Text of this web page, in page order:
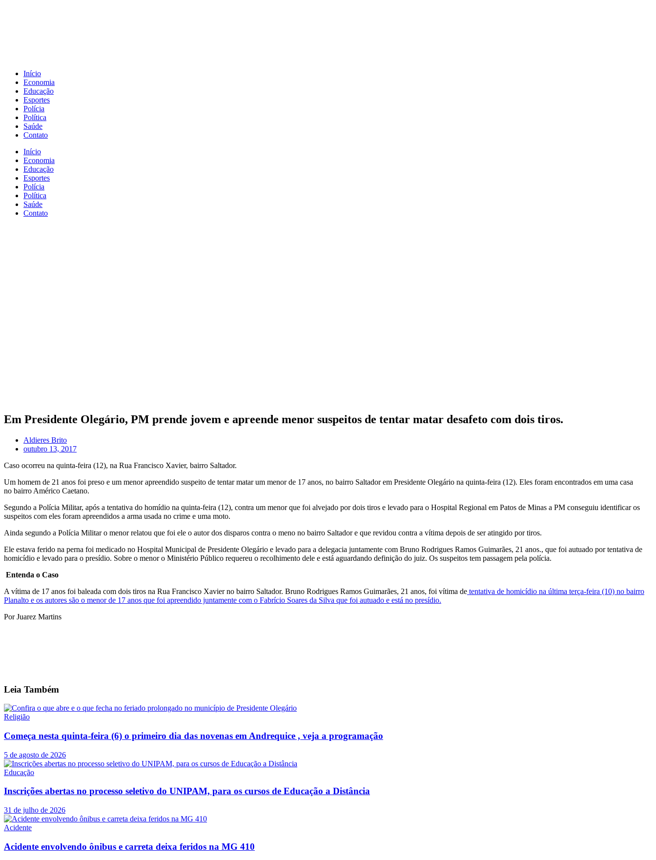
Início
Economia
Educação
Esportes
Polícia
Política
Saúde
Contato
Início
Economia
Educação
Esportes
Polícia
Política
Saúde
Contato
Em Presidente Olegário, PM prende jovem e apreende menor suspeitos de tentar matar desafeto com dois tiros.
Aldieres Brito
outubro 13, 2017
Caso ocorreu na quinta-feira (12), na Rua Francisco Xavier, bairro Saltador.
Um homem de 21 anos foi preso e um menor apreendido suspeito de tentar matar um menor de 17 anos, no bairro Saltador em Presidente Olegário na quinta-feira (12). Eles foram encontrados em uma casa
no bairro Américo Caetano.
Segundo a Polícia Militar, após a tentativa do homídio na quinta-feira (12), contra um menor que foi alvejado por dois tiros e levado para o Hospital Regional em Patos de Minas a PM conseguiu identificar os
suspeitos com eles foram apreendidos a arma usada no crime e uma moto.
Ainda segundo a Polícia Militar o menor relatou que foi ele o autor dos disparos contra o meno no bairro Saltador e que revidou contra a vítima depois de ser atingido por tiros.
Ele estava ferido na perna foi medicado no Hospital Municipal de Presidente Olegário e levado para a delegacia juntamente com Bruno Rodrigues Ramos Guimarães, 21 anos., que foi autuado por tentativa de
homicídio e levado para o presídio. Sobre o menor o Ministério Público requereu o recolhimento dele e está aguardando definição do juiz. Os suspeitos tem passagem pela polícia.
Entenda o Caso
A vítima de 17 anos foi baleada com dois tiros na Rua Francisco Xavier no bairro Saltador. Bruno Rodrigues Ramos Guimarães, 21 anos, foi vítima de tentativa de homicídio na última terça-feira (10) no bairro
Planalto e os autores são o menor de 17 anos que foi apreendido juntamente com o Fabrício Soares da Silva que foi autuado e está no presídio.
Por Juarez Martins
Leia Também
Religião
Começa nesta quinta-feira (6) o primeiro dia das novenas em Andrequice , veja a programação
5 de agosto de 2026
Educação
Inscrições abertas no processo seletivo do UNIPAM, para os cursos de Educação a Distância
31 de julho de 2026
Acidente
Acidente envolvendo ônibus e carreta deixa feridos na MG 410